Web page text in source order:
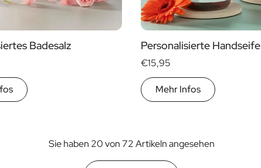
Badesalz Personalisierte Handseife
€15,95
Mehr Infos
Sie haben 20 von 72 Artikeln angesehen